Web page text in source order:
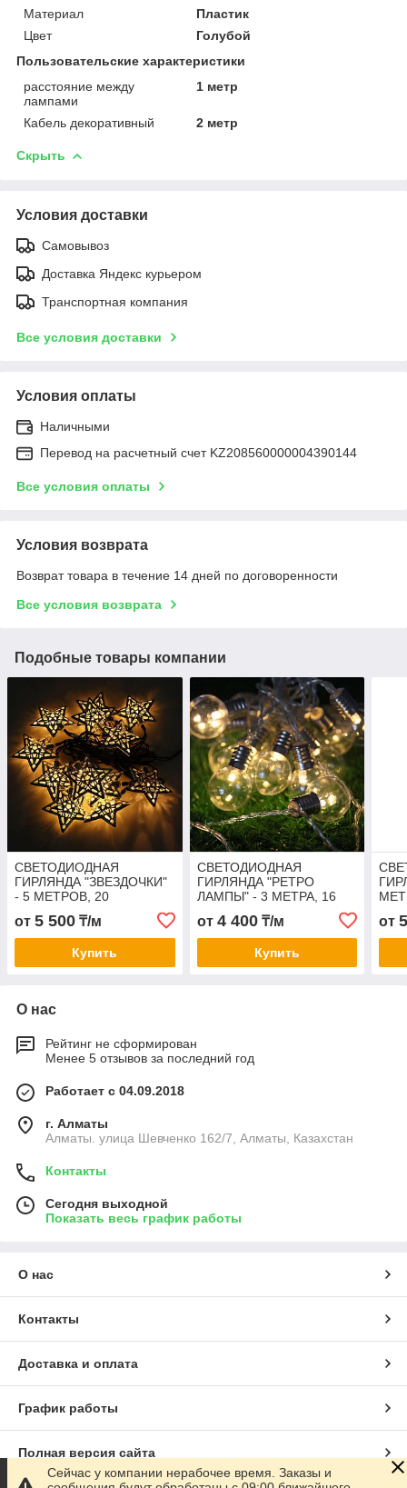
Материал
Пластик
Цвет
Голубой
Пользовательские характеристики
расстояние между
лампами
1 метр
Кабель декоративный 2 метр
Скрыть
Условия доставки
Самовывоз
Доставка Яндекс курьером
Транспортная компания
Все условия доставки
Условия оплаты
Наличными
Перевод на расчетный счет KZ208560000004390144
Все условия оплаты
Условия возврата
Возврат товара в течение 14 дней по договоренности
Все условия возврата
Подобные товары компании
СВЕТОДИОДНАЯ
ГИРЛЯНДА "ЗВЕЗДОЧКИ"
- 5 МЕТРОВ, 20
ЛАМПОЧЕК, ТЕПЛЫЙ
СВЕТ, СВЕТИТ
ПОСТОЯННО
от 5 500 ₸/м
Купить
СВЕТОДИОДНАЯ
ГИРЛЯНДА "РЕТРО
ЛАМПЫ" - 3 МЕТРА, 16
ЛАМПОЧЕК, ТЕПЛЫЙ
СВЕТ, СВЕТИТ
ПОСТОЯННО
от 4 400₸/м
Купить
от
О нас
Рейтинг не сформирован
Менее 5 отзывов за последний год
Работает с 04.09.2018
г. Алматы
Алматы. улица Шевченко 162/7, Алматы, Казахстан
Контакты
Сегодня выходной
Показать весь график работы
О нас
Контакты
Доставка и оплата
График работы
Полная версия сайта
Сейчас у компании нерабочее время. Заказы и